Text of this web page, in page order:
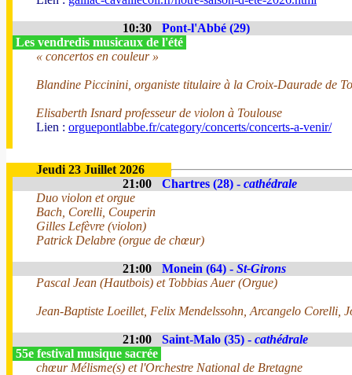
10:30
Pont-l'Abbé (29)
Les vendredis musicaux de l'été
« concertos en couleur »
Blandine Piccinini, organiste titulaire à la Croix-Daurade de
Elisaberth Isnard professeur de violon à Toulouse
Lien : orguepontlabbe.fr/category/concerts/concerts-a-venir/
Jeudi 23 Juillet 2026
21:00
Chartres (28) - cathédrale
Duo violon et orgue
Bach, Corelli, Couperin
Gilles Lefèvre (violon)
Patrick Delabre (orgue de chœur)
21:00 Monein (64) - St-Girons
Pascal Jean (Hautbois) et Tobbias Auer (Orgue)
Jean-Baptiste Loeillet, Felix Mendelssohn, Arcangelo Corelli,
21:00 Saint-Malo (35) - cathédrale
55e festival musique sacrée
chœur Mélisme(s) et l'Orchestre National de Bretagne